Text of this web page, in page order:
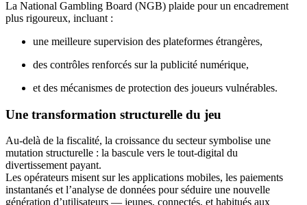
La National Gambling Board (NGB) plaide pour un encadrement
plus rigoureux, incluant :
une meilleure supervision des plateformes étrangères,
des contrôles renforcés sur la publicité numérique,
et des mécanismes de protection des joueurs vulnérables.
Une transformation structurelle du jeu
Au-delà de la fiscalité, la croissance du secteur symbolise une
mutation structurelle : la bascule vers le tout-digital du
divertissement payant.
Les opérateurs misent sur les applications mobiles, les paiements
instantanés et l’analyse de données pour séduire une nouvelle
génération d’utilisateurs — jeunes, connectés, et habitués aux